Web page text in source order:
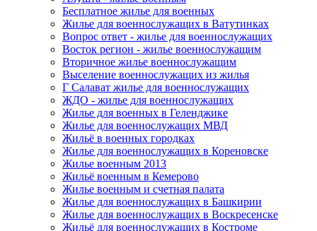
Бесплатное жилье для военных
Жилье для военнослужащих в Ватутинках
Вопрос ответ - жилье для военнослужащих
Восток регион - жилье военнослужащим
Вторичное жилье военнослужащим
Выселение военнослужащих из жилья
Г Салават жилье для военнослужащих
ЖДО - жилье для военнослужащих
Жилье для военных в Геленджике
Жилье для военнослужащих МВД
Жильё в военных городках
Жилье для военнослужащих в Кореновске
Жилье военным 2013
Жильё военным в Кемерово
Жилье военным и счетная палата
Жилье для военнослужащих в Башкирии
Жилье для военнослужащих в Воскресенске
Жильё для военнослужащих в Костроме